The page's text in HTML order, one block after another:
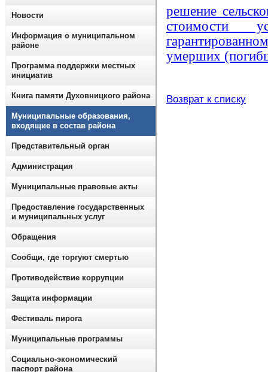
решение
стоимости
умерших
Возврат к списку
Новости
Информация о муниципальном
районе
Программа поддержки местных
инициатив
Книга памяти Духовницкого района
Муниципальные образования,
входящие в состав района
Представительный орган
Администрация
Муниципальные правовые акты
Предоставление государственных
и муниципальных услуг
Обращения
Сообщи, где торгуют смертью
Противодействие коррупции
Защита информации
Фестиваль пирога
Муниципальные программы
Социально-экономический
паспорт района